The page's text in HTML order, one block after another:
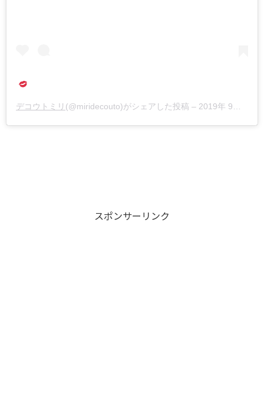
デコウトミリ (@miridecouto)がシェアした投稿 – 2019年 9月月20日午後9時30分PDT
スポンサーリンク